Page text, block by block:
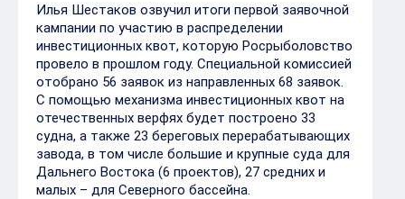
Илья Шестаков озвучил итоги первой заявочной
кампании по участию в распределении
инвестиционных квот, которую Росрыболовство
провело в прошлом году. Специальной комиссией
отобрано 56 заявок из направленных 68 заявок.
С помощью механизма инвестиционных квот на
отечественных верфях будет построено 33
судна, а также 23 береговых перерабатывающих
завода, в том числе большие и крупные суда для
Дальнего Востока (6 проектов), 27 средних и
малых – для Северного бассейна.